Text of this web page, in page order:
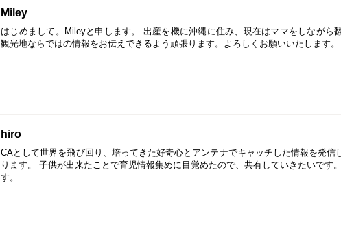
Miley
はじめまして。Mileyと申します。 出産を機に沖縄に住み、現在はママをしながら
観光地ならではの情報をお伝えできるよう頑張ります。よろしくお願いいたします。
hiro
CAとして世界を飛び回り、培ってきた好奇心とアンテナでキャッチした情報を発信
ります。 子供が出来たことで育児情報集めに目覚めたので、共有していきたいです
す。